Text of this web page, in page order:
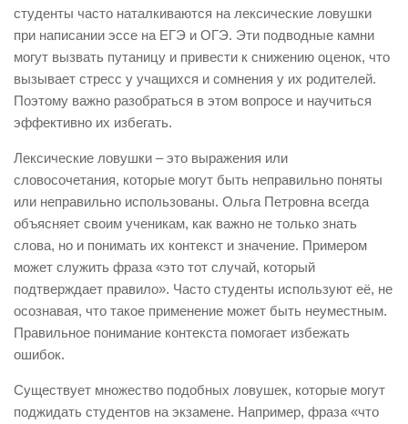
студенты часто наталкиваются на лексические ловушки
при написании эссе на ЕГЭ и ОГЭ. Эти подводные камни
могут вызвать путаницу и привести к снижению оценок, что
вызывает стресс у учащихся и сомнения у их родителей.
Поэтому важно разобраться в этом вопросе и научиться
эффективно их избегать.
Лексические ловушки – это выражения или
словосочетания, которые могут быть неправильно поняты
или неправильно использованы. Ольга Петровна всегда
объясняет своим ученикам, как важно не только знать
слова, но и понимать их контекст и значение. Примером
может служить фраза «это тот случай, который
подтверждает правило». Часто студенты используют её, не
осознавая, что такое применение может быть неуместным.
Правильное понимание контекста помогает избежать
ошибок.
Существует множество подобных ловушек, которые могут
поджидать студентов на экзамене. Например, фраза «что